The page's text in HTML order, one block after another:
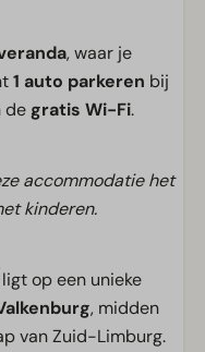
, waar je
1 auto parkeren bij
de gratis Wi-Fi.
accommodatie het
kinderen.
op een unieke
, midden
van Zuid-Limburg.